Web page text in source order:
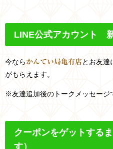
LINE公式アカウント
今なら かんてい局亀有店 とお友達
がもらえます。
※友達追加後のトークメッセージ
クーポンをゲットする
す）